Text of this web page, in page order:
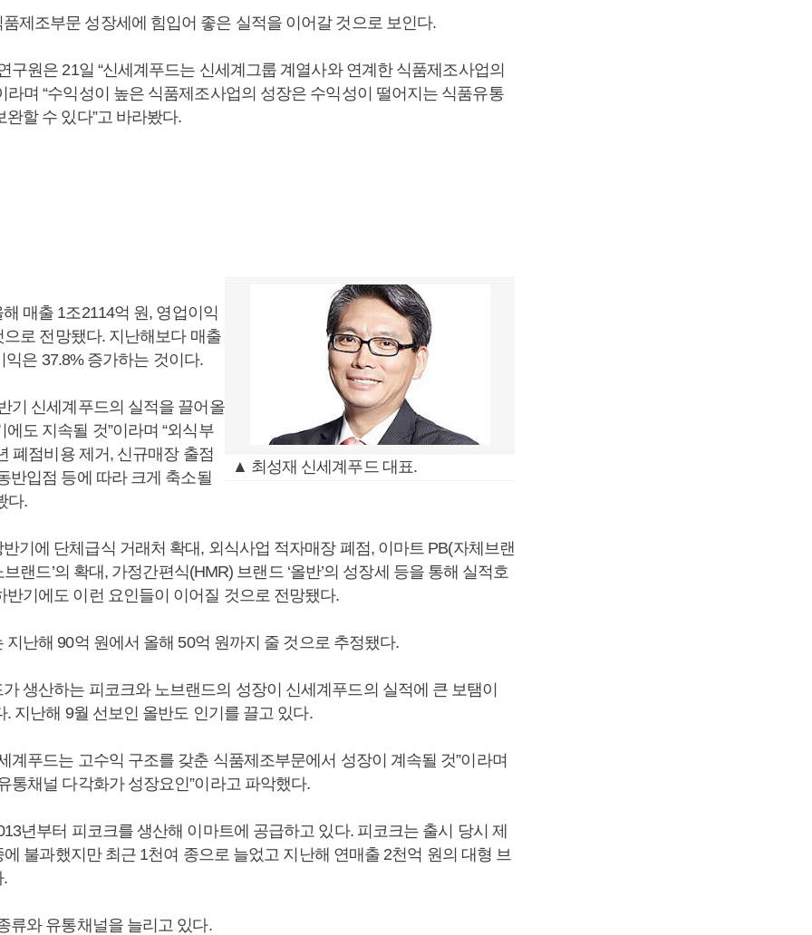
제조부문 성장세에 힘입어 좋은 실적을 이어갈 것으로 보인다.
구원은 21일 “신세계푸드는 신세계그룹 계열사와 연계한 식품제조사업의
라며 “수익성이 높은 식품제조사업의 성장은 수익성이 떨어지는 식품유통
할 수 있다”고 바라봤다.
▲ 최성재 신세계푸드 대표.
매출 1조2114억 원, 영업이익
으로 전망됐다. 지난해보다 매출
익은 37.8% 증가하는 것이다.
기 신세계푸드의 실적을 끌어올
도 지속될 것”이라며 “외식부
폐점비용 제거, 신규매장 출점
반입점 등에 따라 크게 축소될
다.
기에 단체급식 거래처 확대, 외식사업 적자매장 폐점, 이마트 PB(자체브랜
브랜드’의 확대, 가정간편식(HMR) 브랜드 ‘올반’의 성장세 등을 통해 실적호
반기에도 이런 요인들이 이어질 것으로 전망됐다.
지난해 90억 원에서 올해 50억 원까지 줄 것으로 추정됐다.
생산하는 피코크와 노브랜드의 성장이 신세계푸드의 실적에 큰 보탬이
. 지난해 9월 선보인 올반도 인기를 끌고 있다.
계푸드는 고수익 구조를 갖춘 식품제조부문에서 성장이 계속될 것”이라며
통채널 다각화가 성장요인”이라고 파악했다.
년부터 피코크를 생산해 이마트에 공급하고 있다. 피코크는 출시 당시 제
에 불과했지만 최근 1천여 종으로 늘었고 지난해 연매출 2천억 원의 대형 브
.
류와 유통채널을 늘리고 있다.